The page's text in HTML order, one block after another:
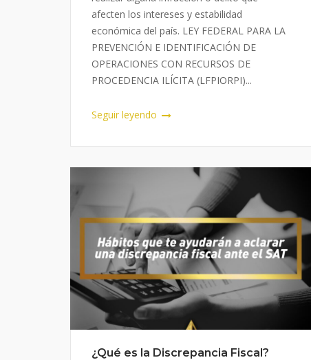
afecten los intereses y estabilidad
económica del país. LEY FEDERAL PARA LA
PREVENCIÓN E IDENTIFICACIÓN DE
OPERACIONES CON RECURSOS DE
PROCEDENCIA ILÍCITA (LFPIORPI)...
Seguir leyendo
¿Qué es la Discrepancia Fiscal?